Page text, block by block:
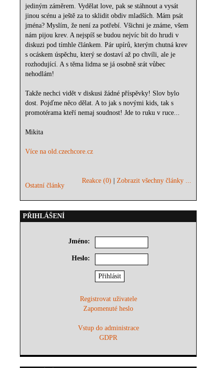
jediným záměrem. Vydělat love, pak se stáhnout a vysát
jinou scénu a ještě za to sklidit obdiv mladších. Mám psát
jména? Myslím, že není za potřebí. Všichni je známe, všem
nám pijou krev. A nejspíš se budou nejvíc bít do hrudi v
diskuzi pod tímhle článkem. Pár upírů, kterým chutná krev
s ocáskem úspěchu, který se dostaví až po chvíli, ale je
rozhodující. A s těma lidma se já osobně srát vůbec
nehodlám!
Takže nechci vidět v diskusi žádné příspěvky! Slov bylo
dost. Pojďme něco dělat. A to jak s novými kids, tak s
promotérama kteří nemaj soudnost! Jde to ruku v ruce...
Mikita
Více na old.czechcore.cz
Ostatní články
Reakce (0) |Zobrazit všechny články ...
PŘIHLÁŠENÍ
Jméno:
Heslo:
Registrovat uživatele
Zapomenuté heslo
Vstup do administrace
GDPR